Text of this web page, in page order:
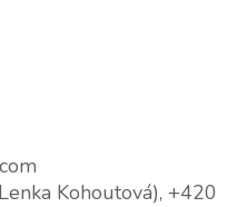
Kohoutová), +420